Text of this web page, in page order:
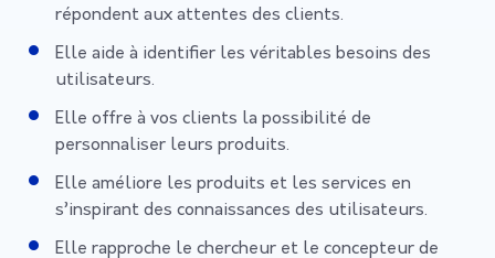
répondent aux attentes des clients.
Elle aide à identifier les véritables besoins des
utilisateurs.
Elle offre à vos clients la possibilité de
personnaliser leurs produits.
Elle améliore les produits et les services en
s’inspirant des connaissances des utilisateurs.
Elle rapproche le chercheur et le concepteur de